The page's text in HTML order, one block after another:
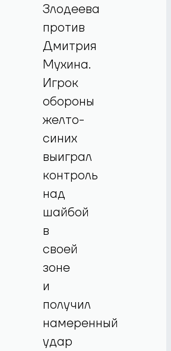
Злодеева
против
Дмитрия
Мухина.
Игрок
обороны
желто-
синих
выиграл
контроль
над
шайбой
в
своей
зоне
и
получил
намеренный
удар